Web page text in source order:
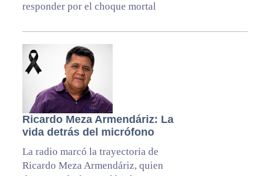
responder por el choque mortal
Ricardo Meza Armendáriz: La
vida detrás del micrófono
La radio marcó la trayectoria de
Ricardo Meza Armendáriz, quien